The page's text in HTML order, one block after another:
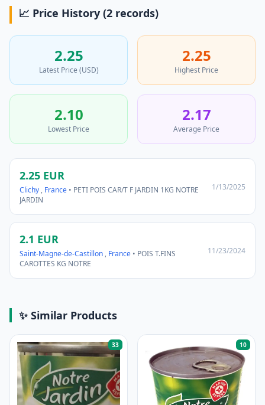
📈 Price History (2 records)
2.25
Latest Price (USD)
2.25
Highest Price
2.10
Lowest Price
2.17
Average Price
2.25 EUR
Clichy , France • PETI POIS CAR/T F JARDIN 1KG NOTRE
JARDIN
1/13/2025
2.1 EUR
Saint-Magne-de-Castillon , France • POIS T.FINS
CAROTTES KG NOTRE
11/23/2024
✨ Similar Products
33 10